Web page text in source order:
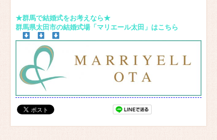
★群馬で結婚式をお考えなら★
群馬県太田市の結婚式場「マリエール太田」はこちら